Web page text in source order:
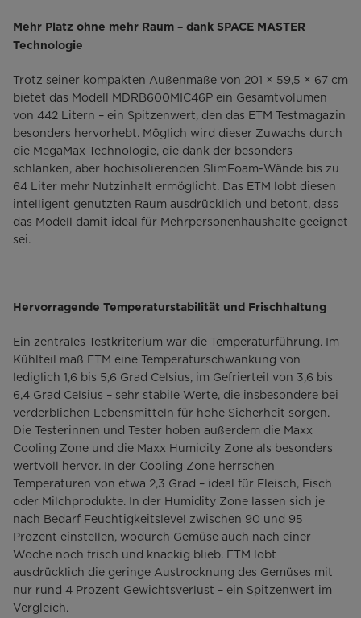
Mehr Platz ohne mehr Raum – dank SPACE MASTER
Technologie
Trotz seiner kompakten Außenmaße von 201 × 59,5 × 67 cm
bietet das Modell MDRB600MIC46P ein Gesamtvolumen
von 442 Litern – ein Spitzenwert, den das ETM Testmagazin
besonders hervorhebt. Möglich wird dieser Zuwachs durch
die MegaMax Technologie, die dank der besonders
schlanken, aber hochisolierenden SlimFoam-Wände bis zu
64 Liter mehr Nutzinhalt ermöglicht. Das ETM lobt diesen
intelligent genutzten Raum ausdrücklich und betont, dass
das Modell damit ideal für Mehrpersonenhaushalte geeignet
sei.
Hervorragende Temperaturstabilität und Frischhaltung
Ein zentrales Testkriterium war die Temperaturführung. Im
Kühlteil maß ETM eine Temperaturschwankung von
lediglich 1,6 bis 5,6 Grad Celsius, im Gefrierteil von 3,6 bis
6,4 Grad Celsius – sehr stabile Werte, die insbesondere bei
verderblichen Lebensmitteln für hohe Sicherheit sorgen.
Die Testerinnen und Tester hoben außerdem die Maxx
Cooling Zone und die Maxx Humidity Zone als besonders
wertvoll hervor. In der Cooling Zone herrschen
Temperaturen von etwa 2,3 Grad – ideal für Fleisch, Fisch
oder Milchprodukte. In der Humidity Zone lassen sich je
nach Bedarf Feuchtigkeitslevel zwischen 90 und 95
Prozent einstellen, wodurch Gemüse auch nach einer
Woche noch frisch und knackig blieb. ETM lobt
ausdrücklich die geringe Austrocknung des Gemüses mit
nur rund 4 Prozent Gewichtsverlust – ein Spitzenwert im
Vergleich.